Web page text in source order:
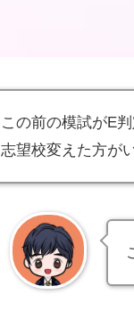
この前の模試がE
志望校変えた方が